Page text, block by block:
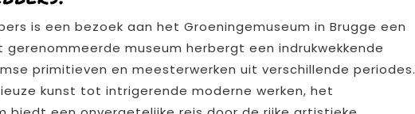
is een bezoek aan het Groeningemuseum in Brugge een
gerenommeerde museum herbergt een indrukwekkende
primitieven en meesterwerken uit verschillende periodes.
kunst tot intrigerende moderne werken, het